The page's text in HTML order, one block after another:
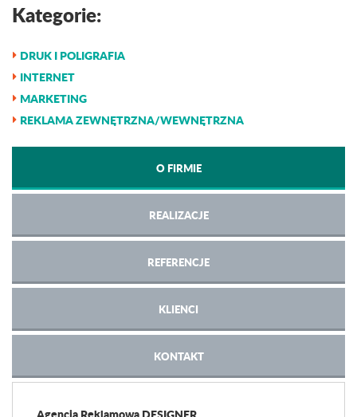
Kategorie:
DRUK I POLIGRAFIA
INTERNET
MARKETING
REKLAMA ZEWNĘTRZNA/WEWNĘTRZNA
O FIRMIE
REALIZACJE
REFERENCJE
KLIENCI
KONTAKT
Agencja Reklamowa DESIGNER